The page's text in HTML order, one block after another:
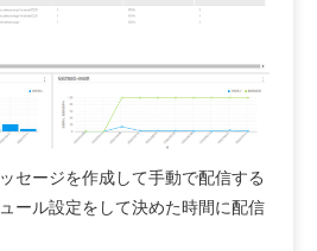
セージを作成して手動で配信する
ール設定をして決めた時間に配信